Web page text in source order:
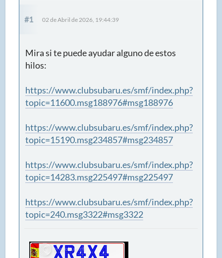
#1 02 de Abril de 2026, 19:44:39
Mira si te puede ayudar alguno de estos
hilos:
https://www.clubsubaru.es/smf/index.php?
topic=11600.msg188976#msg188976
https://www.clubsubaru.es/smf/index.php?
topic=15190.msg234857#msg234857
https://www.clubsubaru.es/smf/index.php?
topic=14283.msg225497#msg225497
https://www.clubsubaru.es/smf/index.php?
topic=240.msg3322#msg3322